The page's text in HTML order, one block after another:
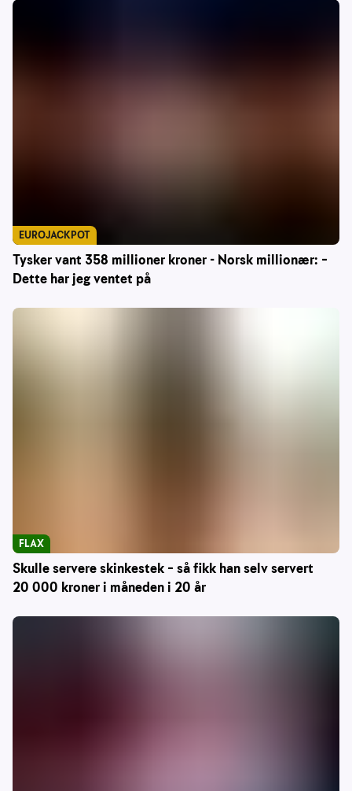
Tysker vant 358 millioner kroner - Norsk millionær: –
Dette har jeg ventet på
EUROJACKPOT
Skulle servere skinkestek – så fikk han selv servert
20 000 kroner i måneden i 20 år
FLAX